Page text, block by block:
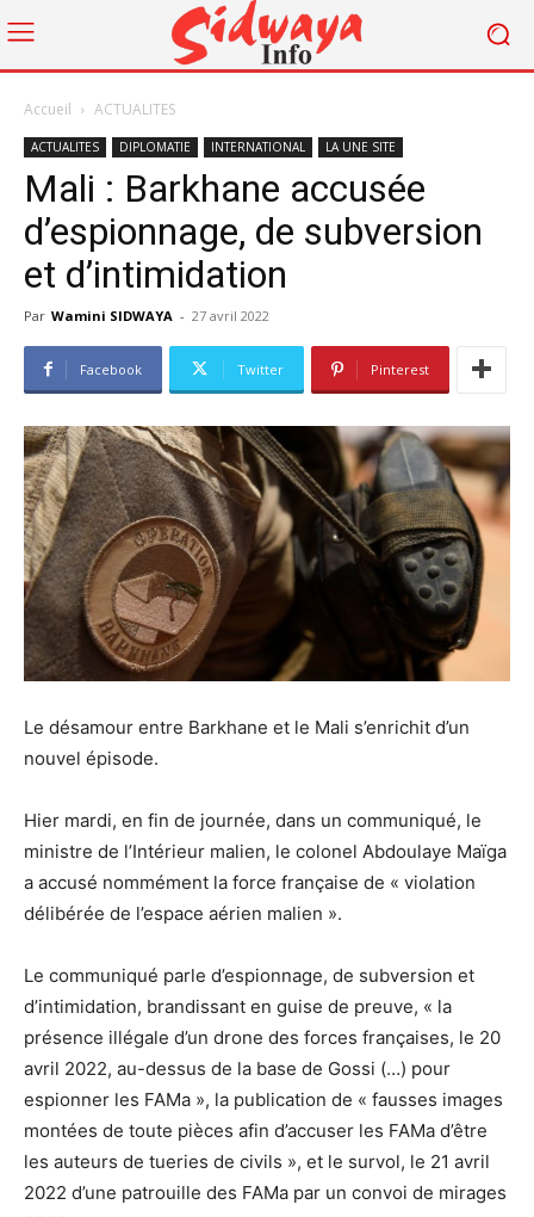
Accueil ACTUALITES
ACTUALITES DIPLOMATIE INTERNATIONAL LA UNE SITE
Mali : Barkhane accusée
d’espionnage, de subversion
et d’intimidation
Par Wamini SIDWAYA - 27 avril 2022
Facebook Twitter Pinterest
Le désamour entre Barkhane et le Mali s’enrichit d’un
nouvel épisode.
Hier mardi, en fin de journée, dans un communiqué, le
ministre de l’Intérieur malien, le colonel Abdoulaye Maïga
a accusé nommément la force française de « violation
délibérée de l’espace aérien malien ».
Le communiqué parle d’espionnage, de subversion et
d’intimidation, brandissant en guise de preuve, « la
présence illégale d’un drone des forces françaises, le 20
avril 2022, au-dessus de la base de Gossi (…) pour
espionner les FAMa », la publication de « fausses images
montées de toute pièces afin d’accuser les FAMa d’être
les auteurs de tueries de civils », et le survol, le 21 avril
2022 d’une patrouille des FAMa par un convoi de mirages